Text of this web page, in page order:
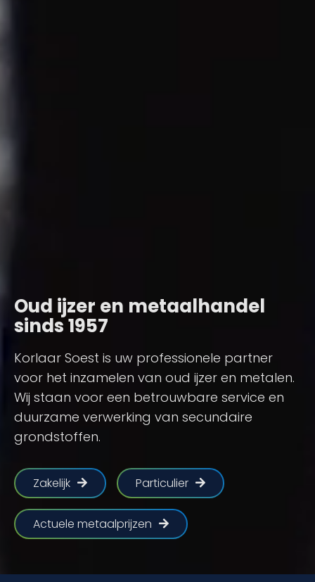
Oud ijzer en metaalhandel
sinds 1957
Korlaar Soest is uw professionele partner
voor het inzamelen van oud ijzer en metalen.
Wij staan voor een betrouwbare service en
duurzame verwerking van secundaire
grondstoffen.
Zakelijk Particulier
Actuele metaalprijzen